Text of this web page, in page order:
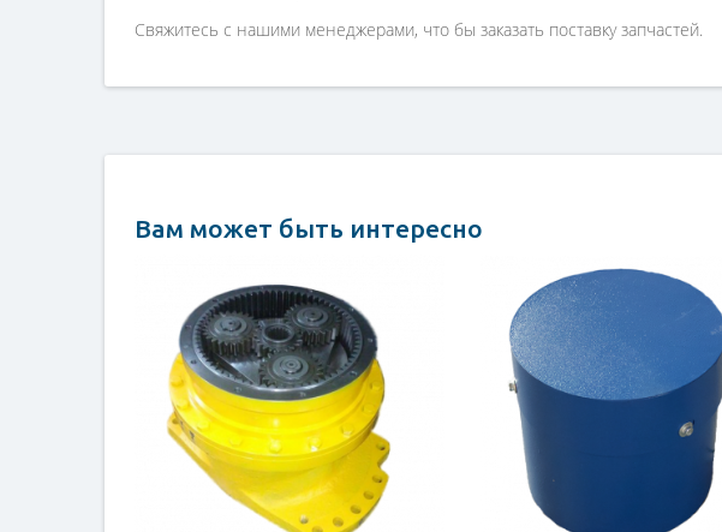
Свяжитесь с нашими менеджерами, что бы заказать поставку запчастей.
Вам может быть интересно